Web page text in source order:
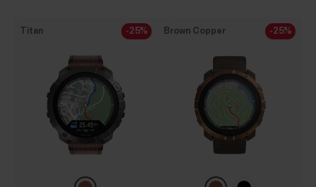
Titan -25% Brown Copper -25%